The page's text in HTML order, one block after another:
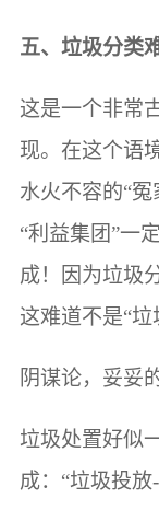
五、垃圾分类
这是一个非常
现。在这个语
水火不容的“
“利益集团”一
成！因为垃圾
这难道不是“垃
阴谋论，妥妥
垃圾处置好似
成：“垃圾投放